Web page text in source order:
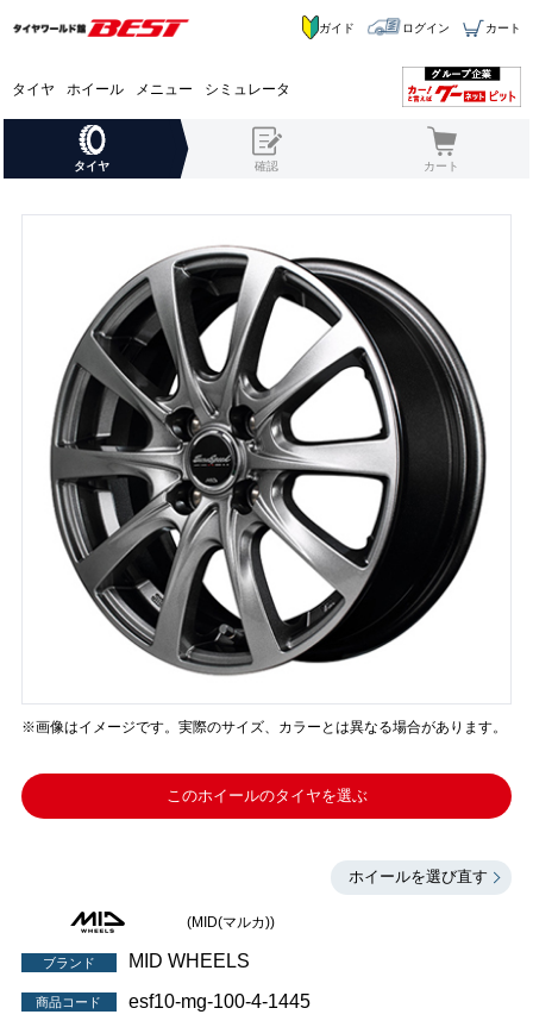
タイヤ ホイール メニュー シミュレータ
ガイド ログイン カート
タイヤ 確認 カート
※画像はイメージです。実際のサイズ、カラーとは異なる場合があります。
このホイールのタイヤを選ぶ
ホイールを選び直す
(MID(マルカ))
ブランド MID WHEELS
商品コード esf10-mg-100-4-1445